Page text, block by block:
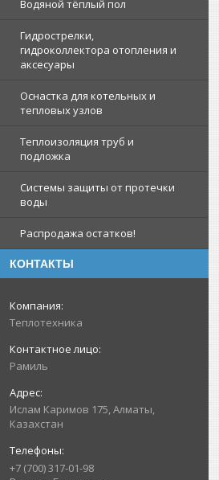
Водяной тёплый пол
Гидрострелки,
гидроколлектора отопления и
аксесуары
Оснастка для котельных и
тепловых узлов
Теплоизоляция труб и
подложка
Системы защиты от протечки
воды
Распродажа остатков!
КОНТАКТЫ
Теплотехника
Рамиль
Ислам Каримов 175, Алматы,
Казахстан
+7 (700) 317-01-98